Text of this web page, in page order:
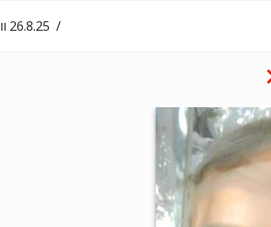
‎26.8.25‏ וואדי ע'זה: מראד יחיא בהיג׳ אלאע׳ה